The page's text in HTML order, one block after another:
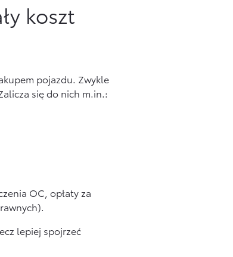
koszt
pojazdu. Zwykle
się do nich m.in.:
OC, opłaty za
lepiej spojrzeć